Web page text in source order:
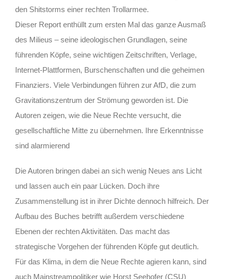
den Shitstorms einer rechten Trollarmee.
Dieser Report enthüllt zum ersten Mal das ganze Ausmaß
des Milieus – seine ideologischen Grundlagen, seine
führenden Köpfe, seine wichtigen Zeitschriften, Verlage,
Internet-Plattformen, Burschenschaften und die geheimen
Finanziers. Viele Verbindungen führen zur AfD, die zum
Gravitationszentrum der Strömung geworden ist. Die
Autoren zeigen, wie die Neue Rechte versucht, die
gesellschaftliche Mitte zu übernehmen. Ihre Erkenntnisse
sind alarmierend
Die Autoren bringen dabei an sich wenig Neues ans Licht
und lassen auch ein paar Lücken. Doch ihre
Zusammenstellung ist in ihrer Dichte dennoch hilfreich. Der
Aufbau des Buches betrifft außerdem verschiedene
Ebenen der rechten Aktivitäten. Das macht das
strategische Vorgehen der führenden Köpfe gut deutlich.
Für das Klima, in dem die Neue Rechte agieren kann, sind
auch Mainstreampolitiker wie Horst Seehofer (CSU)